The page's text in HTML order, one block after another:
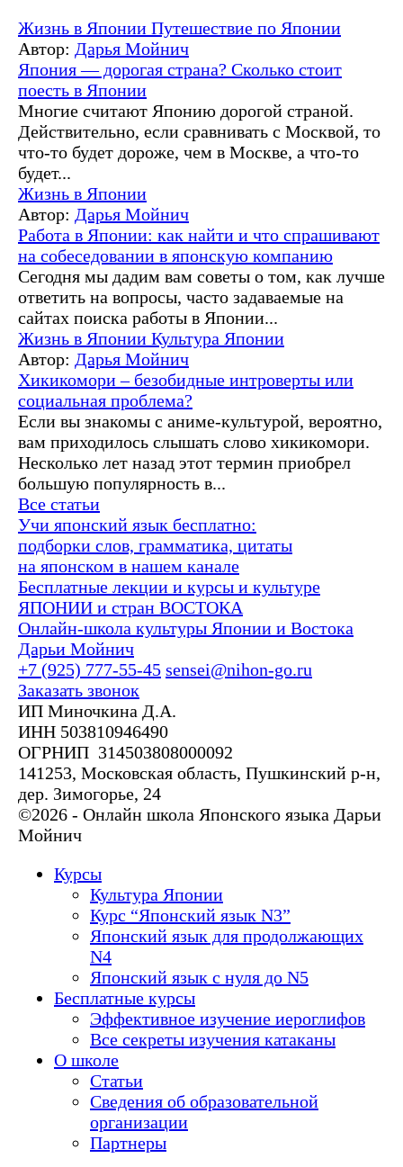
Жизнь в Японии Путешествие по Японии
Автор: Дарья Мойнич
Япония — дорогая страна? Сколько стоит
поесть в Японии
Многие считают Японию дорогой страной.
Действительно, если сравнивать с Москвой, то
что-то будет дороже, чем в Москве, а что-то
будет...
Жизнь в Японии
Автор: Дарья Мойнич
Работа в Японии: как найти и что спрашивают
на собеседовании в японскую компанию
Сегодня мы дадим вам советы о том, как лучше
ответить на вопросы, часто задаваемые на
сайтах поиска работы в Японии...
Жизнь в Японии Культура Японии
Автор: Дарья Мойнич
Хикикомори – безобидные интроверты или
социальная проблема?
Если вы знакомы с аниме-культурой, вероятно,
вам приходилось слышать слово хикикомори.
Несколько лет назад этот термин приобрел
большую популярность в...
Все статьи
Учи японский язык бесплатно:
подборки слов, грамматика, цитаты
на японском в нашем канале
Бесплатные лекции и курсы и культуре
ЯПОНИИ и стран ВОСТОКА
Онлайн-школа культуры Японии и Востока
Дарьи Мойнич
+7 (925) 777-55-45 sensei@nihon-go.ru
Заказать звонок
ИП Миночкина Д.А.
ИНН 503810946490
ОГРНИП 314503808000092
141253, Московская область, Пушкинский р-н,
дер. Зимогорье, 24
©2026 - Онлайн школа Японского языка Дарьи
Мойнич
Курсы
Культура Японии
Курс “Японский язык N3”
Японский язык для продолжающих
N4
Японский язык с нуля до N5
Бесплатные курсы
Эффективное изучение иероглифов
Все секреты изучения катаканы
О школе
Статьи
Сведения об образовательной
организации
Партнеры